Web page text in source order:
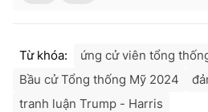
Từ khóa: ứng cử viên tổng
Bầu cử Tổng thống Mỹ 2024
tranh luận Trump - Harris